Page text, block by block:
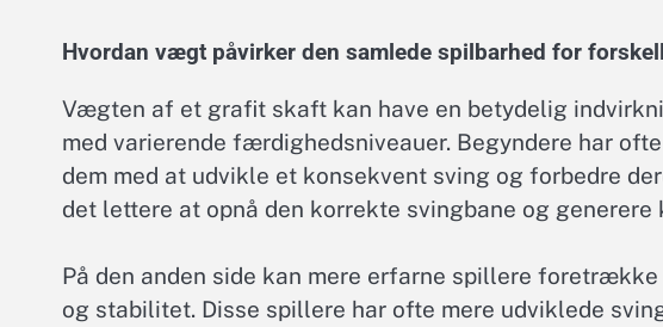
Hvordan vægt påvirker den samlede spilbarhed for
Vægten af et grafit skaft kan have en betydelig
med varierende færdighedsniveauer. Begyndere har
dem med at udvikle et konsekvent sving og forbedre
det lettere at opnå den korrekte svingbane og generere
På den anden side kan mere erfarne spillere
og stabilitet. Disse spillere har ofte mere udviklede